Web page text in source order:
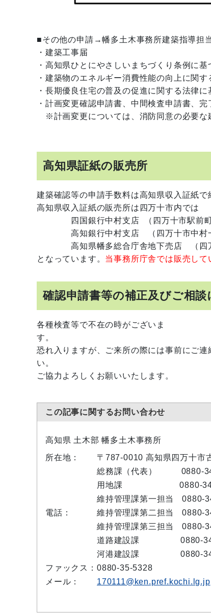
■その他の申請→幡多土木事務所建築指導担
・建築工事届
・高知県ひとにやさしいまちづくり条例に
・建築物のエネルギー消費性能の向上に関
・長期優良住宅の普及の促進に関する法律
・計画変更確認申請書、中間検査申請書、完
※計画変更については、消防同意の必要な
高知県証紙の販売所
建築確認等の申請手数料は高知県収入証紙で
高知県収入証紙の販売所は四万十市内では
四国銀行中村支店 （四万十市駅前町
高知銀行中村支店 （四万十市中村一
高知県幡多総合庁舎地下売店 （四万
となっています。 当事務所庁舎では販売して
確認申請書等の補正及びご相
各種検査等で不在の時がございま
恐れ入りますが、ご来所の際には事前にご連
ご協力よろしくお願いいたします。
この記事に関するお問い合わせ
高知県 土木部 幡多土木事務所
所在地：
〒787-0010 高知県四万十市
電話：
総務課（代表）
0880-
用地課
0880-
維持管理課第一担当
0880-
維持管理課第二担当
0880-
維持管理課第三担当
0880-
道路建設課
0880-
河港建設課
0880-
ファックス： 0880-35-5328
メール：
170111@ken.pref.kochi.lg.jp